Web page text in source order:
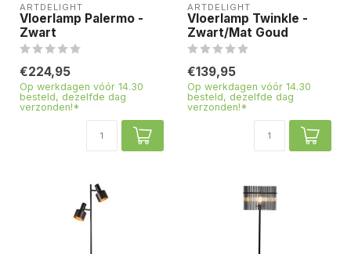
ARTDELIGHT
Vloerlamp Palermo -
Zwart
€224,95
Op werkdagen vóór 14.30
besteld, dezelfde dag
verzonden!*
ARTDELIGHT
Vloerlamp Twinkle -
Zwart/Mat Goud
€139,95
Op werkdagen vóór 14.30
besteld, dezelfde dag
verzonden!*